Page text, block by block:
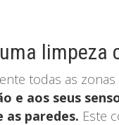
limpeza
todas as
e aos seus
paredes. Este